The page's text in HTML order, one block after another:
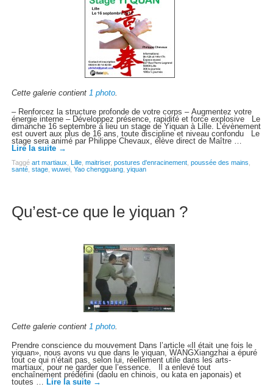
Cette galerie contient 1 photo.
– Renforcez la structure profonde de votre corps – Augmentez votre
énergie interne – Développez présence, rapidité et force explosive Le
dimanche 16 septembre à lieu un stage de Yiquan à Lille. L’évènement
est ouvert aux plus de 16 ans, toute discipline et niveau confondu Le
stage sera animé par Philippe Chevaux, élève direct de Maître …
Lire la suite →
Taggé art martiaux Lille, maitriser, postures d'enracinement, poussée des mains
santé, stage, wuwei, Yao chengguang, yiquan
Qu’est-ce que le yiquan ?
Cette galerie contient 1 photo.
Prendre conscience du mouvement Dans l’article «Il était une fois le
yiquan», nous avons vu que dans le yiquan, WANGXiangzhai a épuré
tout ce qui n’était pas, selon lui, réellement utile dans les arts-
martiaux, pour ne garder que l’essence. Il a enlevé tout
enchaînement prédéfini (daolu en chinois, ou kata en japonais) et
toutes … Lire la suite →